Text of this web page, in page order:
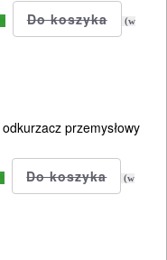
(w
przemysłowy
(w